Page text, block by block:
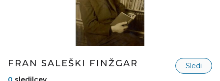
FRAN SALEŠKI FINŽGAR
Sledi